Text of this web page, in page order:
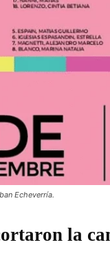
Echeverría.
la